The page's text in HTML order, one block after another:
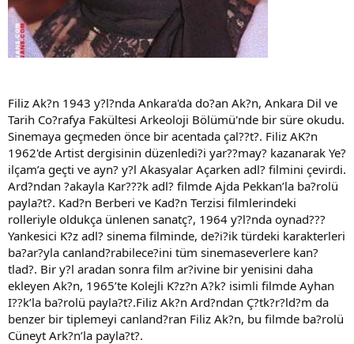
Filiz Ak?n 1943 y?l?nda Ankara'da do?an Ak?n, Ankara Dil ve
Tarih Co?rafya Fakültesi Arkeoloji Bölümü'nde bir süre okudu.
Sinemaya geçmeden önce bir acentada çal??t?. Filiz AK?n
1962'de Artist dergisinin düzenledi?i yar??may? kazanarak Ye?
ilçam’a geçti ve ayn? y?l Akasyalar Açarken adl? filmini çevirdi.
Ard?ndan ?akayla Kar???k adl? filmde Ajda Pekkan’la ba?rolü
payla?t?. Kad?n Berberi ve Kad?n Terzisi filmlerindeki
rolleriyle oldukça ünlenen sanatç?, 1964 y?l?nda oynad???
Yankesici K?z adl? sinema filminde, de?i?ik türdeki karakterleri
ba?ar?yla canland?rabilece?ini tüm sinemaseverlere kan?
tlad?. Bir y?l aradan sonra film ar?ivine bir yenisini daha
ekleyen Ak?n, 1965’te Kolejli K?z?n A?k? isimli filmde Ayhan
I??k’la ba?rolü payla?t?.Filiz Ak?n Ard?ndan Ç?tk?r?ld?m da
benzer bir tiplemeyi canland?ran Filiz Ak?n, bu filmde ba?rolü
Cüneyt Ark?n’la payla?t?.